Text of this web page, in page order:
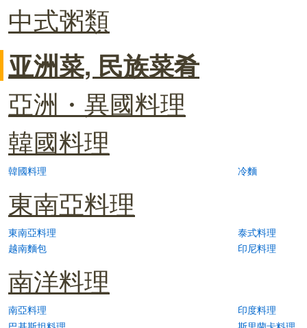
中式粥類
亚洲菜, 民族菜肴
亞洲・異國料理
韓國料理
韓國料理 冷麵
東南亞料理
東南亞料理
泰式料理
越南麵包
印尼料理
南洋料理
南亞料理
印度料理